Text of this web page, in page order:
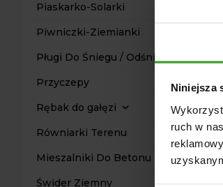
Niniejsza
ruch w
Piaskarko-Solarki
Piwniczki-Ziemianki
Pługi Do Śniegu / Odśnieżarki
Przyczepy
Rębak do gałęzi
Równiarki Terenu
Mieszalniki Do Betonu
Świder Ziemny